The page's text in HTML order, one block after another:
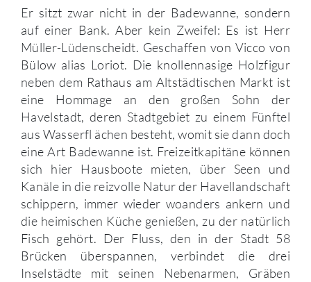
Er sitzt zwar nicht in der Badewanne, sondern
auf einer Bank. Aber kein Zweifel: Es ist Herr
Müller-Lüdenscheidt. Geschaffen von Vicco von
Bülow alias Loriot. Die knollennasige Holzfigur
neben dem Rathaus am Altstädtischen Markt ist
eine Hommage an den großen Sohn der
Havelstadt, deren Stadtgebiet zu einem Fünftel
aus Wasserfl ächen besteht, womit sie dann doch
eine Art Badewanne ist. Freizeitkapitäne können
sich hier Hausboote mieten, über Seen und
Kanäle in die reizvolle Natur der Havellandschaft
schippern, immer wieder woanders ankern und
die heimischen Küche genießen, zu der natürlich
Fisch gehört. Der Fluss, den in der Stadt 58
Brücken überspannen, verbindet die drei
Inselstädte mit seinen Nebenarmen, Gräben